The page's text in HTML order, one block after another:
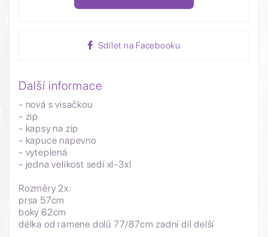
Sdílet na Facebooku
Další informace
- nová s visačkou
- zip
- kapsy na zip
- kapuce napevno
- vyteplená
- jedna velikost sedí xl-3xl
Rozměry 2x:
prsa 57cm
boky 62cm
délka od ramene dolů 77/87cm zadní díl delší